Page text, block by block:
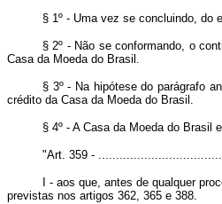
§ 1º - Uma vez se concluindo, do
§ 2º - Não se conformando, o
Casa da Moeda do Brasil.
§ 3º - Na hipótese do parágrafo
crédito da Casa da Moeda do Brasil.
§ 4º - A Casa da Moeda do Brasil
"Art. 359 -
I - aos que, antes de qualquer
previstas nos artigos 362, 365 e 388.